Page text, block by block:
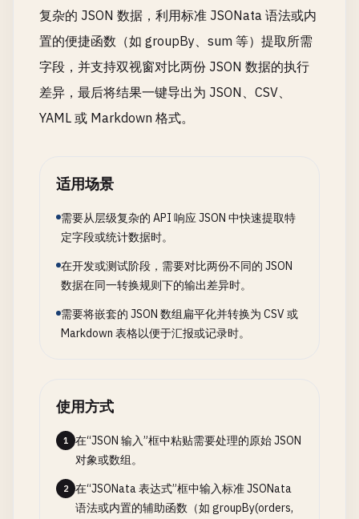
复杂的 JSON 数据，利用标准 JSONata 语法或内
置的便捷函数（如 groupBy、sum 等）提取所需
字段，并支持双视窗对比两份 JSON 数据的执行
差异，最后将结果一键导出为 JSON、CSV、
YAML 或 Markdown 格式。
适用场景
需要从层级复杂的 API 响应 JSON 中快速提取特
定字段或统计数据时。
在开发或测试阶段，需要对比两份不同的 JSON
数据在同一转换规则下的输出差异时。
需要将嵌套的 JSON 数组扁平化并转换为 CSV 或
Markdown 表格以便于汇报或记录时。
使用方式
1
在“JSON 输入”框中粘贴需要处理的原始 JSON
对象或数组。
2
在“JSONata 表达式”框中输入标准 JSONata
语法或内置的辅助函数（如 groupBy(orders,